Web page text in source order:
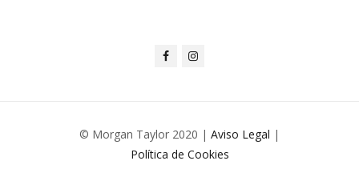
© Morgan Taylor 2020 | Aviso Legal |
Política de Cookies